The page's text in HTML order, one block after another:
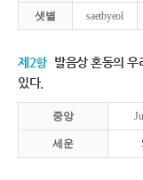
샛별 saetbyeol
제2항 발음상 혼동의
있다.
중앙
세운